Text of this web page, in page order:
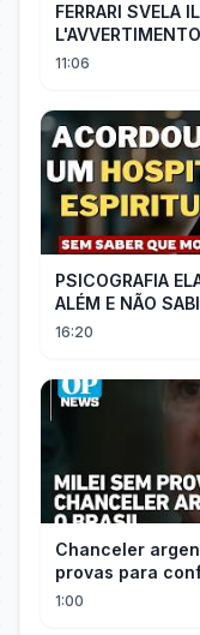
FERRARI SVELA
AGGIORNAMENTI
11:06
PSICOGRAFIA
ALÉM E NÃO
16:20
Chanceler
provas para
Milei contra
1:00